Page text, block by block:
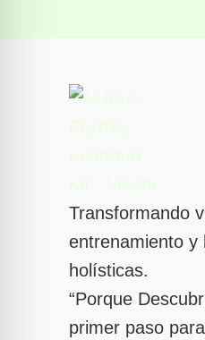
Transformando
entrenamiento y
holísticas.
“Porque
primer paso